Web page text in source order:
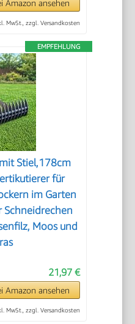
Amazon ansehen
MwSt., zzgl. Versandkosten
EMPFEHLUNG
Stiel,178cm
für
im Garten
Moos und
21,97 €
Amazon ansehen
MwSt., zzgl. Versandkosten